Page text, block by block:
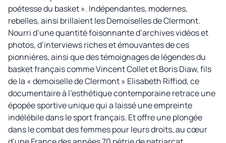
poétesse du basket ». Indépendantes, modernes,
rebelles, ainsi brillaient les Demoiselles de Clermont.
Nourri d’une quantité foisonnante d’archives vidéos et
photos, d’interviews riches et émouvantes de ces
pionnières, ainsi que des témoignages de légendes du
basket français comme Vincent Collet et Boris Diaw, fils
de la « demoiselle de Clermont » Elisabeth Riffiod, ce
documentaire à l’esthétique contemporaine retrace une
épopée sportive unique qui a laissé une empreinte
indélébile dans le sport français. Et offre une plongée
dans le combat des femmes pour leurs droits, au cœur